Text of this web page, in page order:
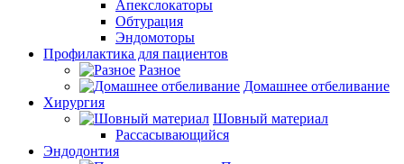
Апекслокаторы
Обтурация
Эндомоторы
Профилактика для пациентов
Разное
Домашнее отбеливание
Хирургия
Шовный материал
Рассасывающийся
Эндодонтия